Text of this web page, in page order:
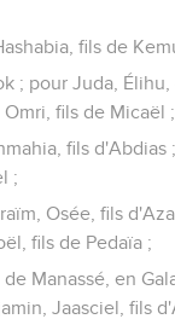
fils de
; pour Juda,
Omri, fils de Micaël ;
fils d'Abdias
;
Osée, fils
fils de Pedaïa ;
Manassé, en
Jaasciel, fils